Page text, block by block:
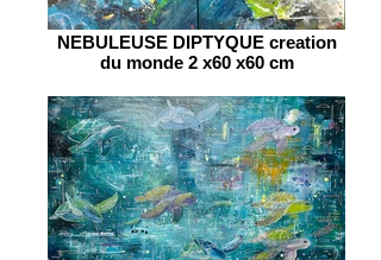
NEBULEUSE DIPTYQUE creation
du monde 2 x60 x60 cm